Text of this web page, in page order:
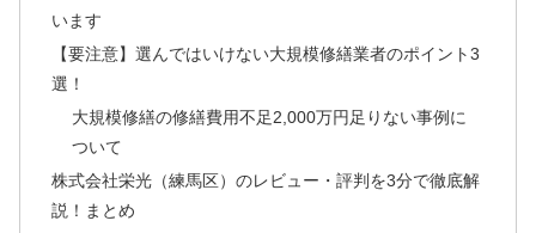
います
【要注意】選んではいけない大規模修繕業者のポイント3
選！
大規模修繕の修繕費用不足2,000万円足りない事例に
ついて
株式会社栄光（練馬区）のレビュー・評判を3分で徹底解
説！まとめ